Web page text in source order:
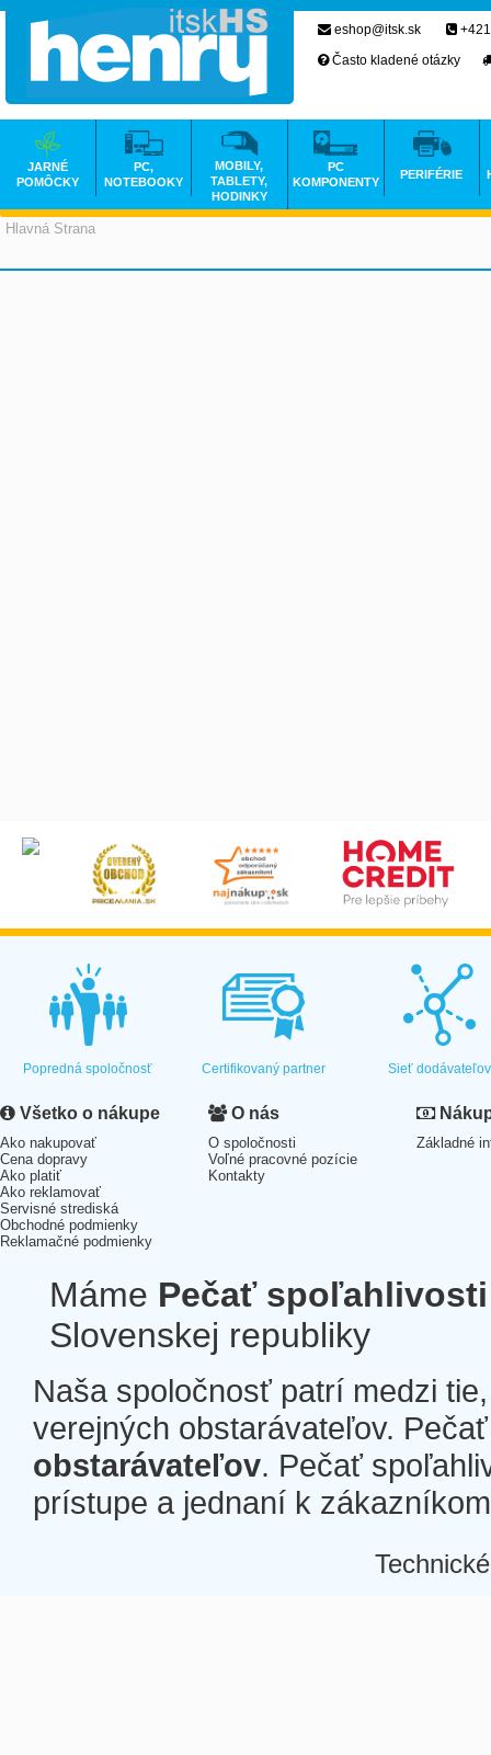
Hlavná Strana
eshop@itsk.sk
Často kladené otázky
JARNÉ
POMÔCKY
PC,
NOTEBOOKY
MOBILY,
TABLETY,
HODINKY
PC
KOMPONENTY
PERIFÉRIE
Popredná spoločnosť Certifikovaný partner Sieť dodávateľov
Všetko o nákupe
Ako nakupovať
Cena dopravy
Ako platiť
Ako reklamovať
Servisné strediská
Obchodné podmienky
Reklamačné podmienky
O nás
O spoločnosti
Voľné pracovné pozície
Kontakty
Základné
Máme Pečať spoľahlivosti
Slovenskej republiky
Naša spoločnosť patrí medzi
verejných obstarávateľov.
obstarávateľov. Pečať
prístupe a jednaní k